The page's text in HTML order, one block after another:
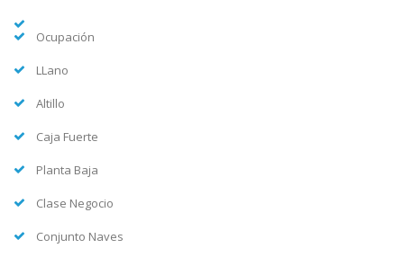
Ocupación
LLano
Altillo
Caja Fuerte
Planta Baja
Clase Negocio
Conjunto Naves